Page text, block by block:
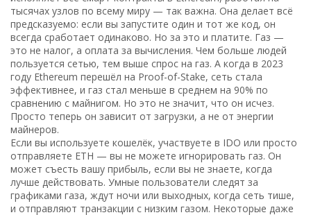
тысячах узлов по всему миру — так важна. Она делает всё
предсказуемо: если вы запустите один и тот же код, он
всегда сработает одинаково. Но за это и платите. Газ —
это не налог, а оплата за вычисления. Чем больше людей
пользуется сетью, тем выше спрос на газ. А когда в 2023
году Ethereum перешёл на Proof-of-Stake, сеть стала
эффективнее, и газ стал меньше в среднем на 90% по
сравнению с майнигом. Но это не значит, что он исчез.
Просто теперь он зависит от загрузки, а не от энергии
майнеров.
Если вы используете кошелёк, участвуете в IDO или просто
отправляете ETH — вы не можете игнорировать газ. Он
может съесть вашу прибыль, если вы не знаете, когда
лучше действовать. Умные пользователи следят за
графиками газа, ждут ночи или выходных, когда сеть тише,
и отправляют транзакции с низким газом. Некоторые даже